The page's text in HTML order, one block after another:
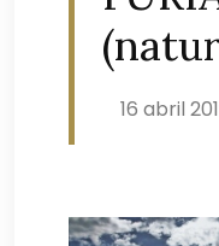
16 abril